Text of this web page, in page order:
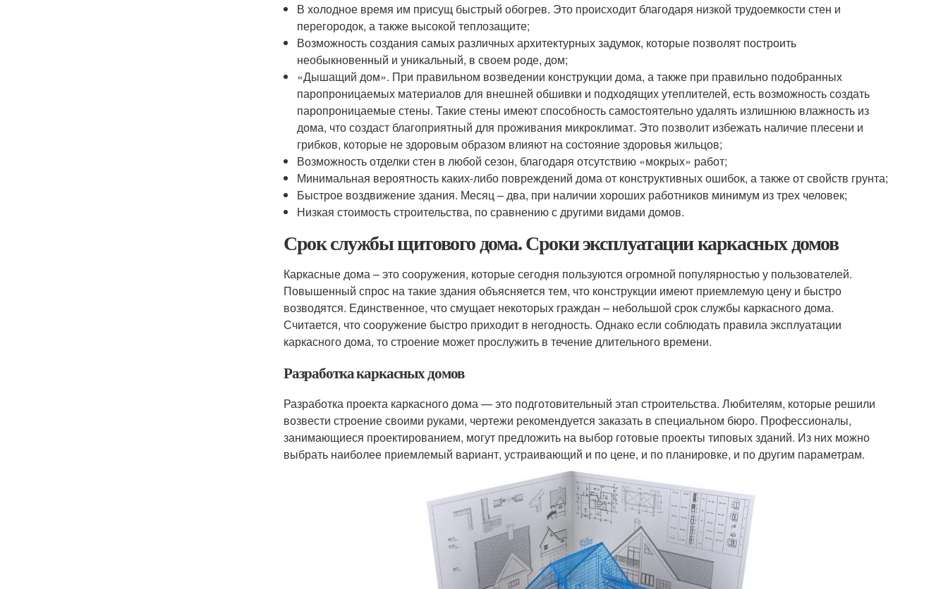
В холодное время им присущ быстрый обогрев. Это происходит благодаря низкой трудоемкости стен и
перегородок, а также высокой теплозащите;
Возможность создания самых различных архитектурных задумок, которые позволят построить
необыкновенный и уникальный, в своем роде, дом;
«Дышащий дом». При правильном возведении конструкции дома, а также при правильно подобранных
паропроницаемых материалов для внешней обшивки и подходящих утеплителей, есть возможность создать
паропроницаемые стены. Такие стены имеют способность самостоятельно удалять излишнюю влажность из
дома, что создаст благоприятный для проживания микроклимат. Это позволит избежать наличие плесени и
грибков, которые не здоровым образом влияют на состояние здоровья жильцов;
Возможность отделки стен в любой сезон, благодаря отсутствию «мокрых» работ;
Минимальная вероятность каких-либо повреждений дома от конструктивных ошибок, а также от свойств грунта;
Быстрое воздвижение здания. Месяц – два, при наличии хороших работников минимум из трех человек;
Низкая стоимость строительства, по сравнению с другими видами домов.
Срок службы щитового дома. Сроки эксплуатации каркасных домов
Каркасные дома – это сооружения, которые сегодня пользуются огромной популярностью у пользователей.
Повышенный спрос на такие здания объясняется тем, что конструкции имеют приемлемую цену и быстро
возводятся. Единственное, что смущает некоторых граждан – небольшой срок службы каркасного дома.
Считается, что сооружение быстро приходит в негодность. Однако если соблюдать правила эксплуатации
каркасного дома, то строение может прослужить в течение длительного времени.
Разработка каркасных домов
Разработка проекта каркасного дома — это подготовительный этап строительства. Любителям, которые решили
возвести строение своими руками, чертежи рекомендуется заказать в специальном бюро. Профессионалы,
занимающиеся проектированием, могут предложить на выбор готовые проекты типовых зданий. Из них можно
выбрать наиболее приемлемый вариант, устраивающий и по цене, и по планировке, и по другим параметрам.